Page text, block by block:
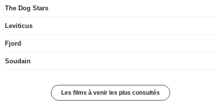
The Dog Stars
Leviticus
Fjord
Soudain
Les films à venir les plus consultés